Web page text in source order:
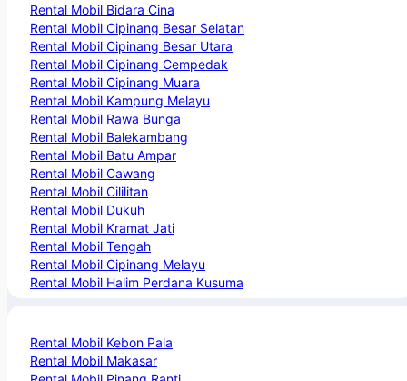
Rental Mobil Bidara Cina
Rental Mobil Cipinang Besar Selatan
Rental Mobil Cipinang Besar Utara
Rental Mobil Cipinang Cempedak
Rental Mobil Cipinang Muara
Rental Mobil Kampung Melayu
Rental Mobil Rawa Bunga
Rental Mobil Balekambang
Rental Mobil Batu Ampar
Rental Mobil Cawang
Rental Mobil Cililitan
Rental Mobil Dukuh
Rental Mobil Kramat Jati
Rental Mobil Tengah
Rental Mobil Cipinang Melayu
Rental Mobil Halim Perdana Kusuma
Rental Mobil Kebon Pala
Rental Mobil Makasar